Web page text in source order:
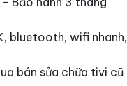
bluetooth, wifi
bán sửa chữa tivi cũ